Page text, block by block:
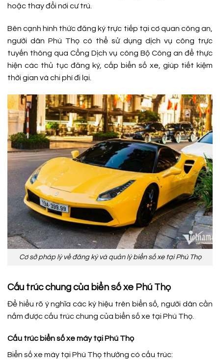
hoặc thay đổi nơi cư trú.
Bên cạnh hình thức đăng ký trực tiếp tại cơ quan công an,
người dân Phú Thọ có thể sử dụng dịch vụ công trực
tuyến thông qua Cổng Dịch vụ công Bộ Công an để thực
hiện các thủ tục đăng ký, cấp biển số xe, giúp tiết kiệm
thời gian và chi phí đi lại.
Cơ sở pháp lý về đăng ký và quản lý biển số xe tại Phú Thọ
Cấu trúc chung của biển số xe Phú Thọ
Để hiểu rõ ý nghĩa các ký hiệu trên biển số, người dân cần
nắm được cấu trúc chung của biển số xe tại Phú Thọ.
Cấu trúc biển số xe máy tại Phú Thọ
Biển số xe máy tại Phú Thọ thường có cấu trúc: